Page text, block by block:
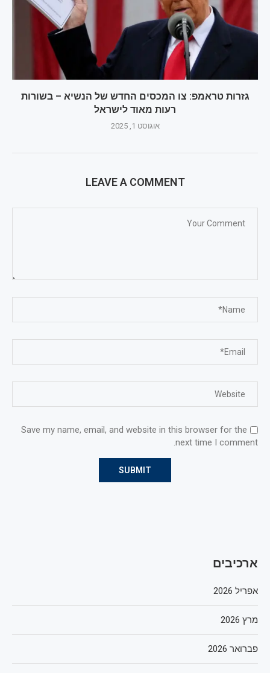
גזרות טראמפ: צו המכסים החדש של הנשיא – בשורות
רעות מאוד לישראל
אוגוסט 1, 2025
LEAVE A COMMENT
Save my name, email, and website in this browser for the
next time I comment.
ארכיבים
אפריל 2026
מרץ 2026
פברואר 2026